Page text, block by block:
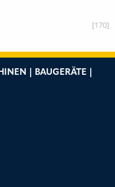
[170]
| BAUGERÄTE |